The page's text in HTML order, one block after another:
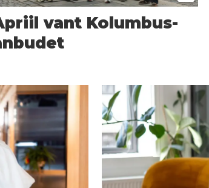
vant Kolumbus-